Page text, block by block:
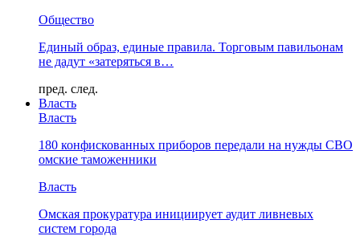
Общество
Единый образ, единые правила. Торговым павильонам
не дадут «затеряться в…
пред. след.
Власть
Власть
180 конфискованных приборов передали на нужды СВО
омские таможенники
Власть
Омская прокуратура инициирует аудит ливневых
систем города